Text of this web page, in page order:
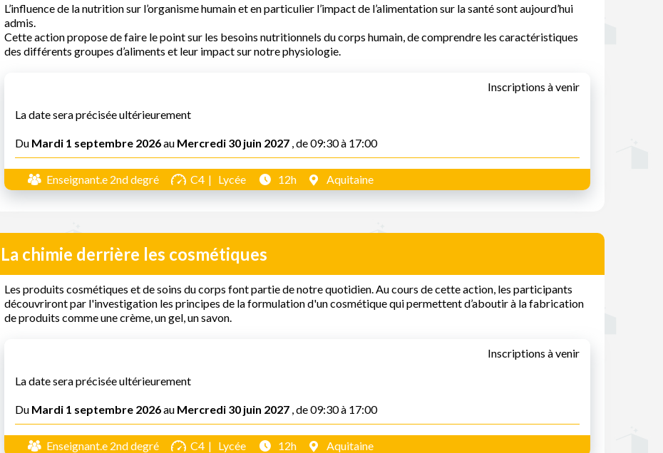
L’influence de la nutrition sur l’organisme humain et en particulier l’impact de l’alimentation sur la santé sont aujourd’hui
admis.
Cette action propose de faire le point sur les besoins nutritionnels du corps humain, de comprendre les caractéristiques
des différents groupes d’aliments et leur impact sur notre physiologie.
La date sera précisée ultérieurement
Inscriptions à venir
Du Mardi 1 septembre 2026au Mercredi 30 juin 2027 , de 09:30 à 17:00
Enseignant.e 2nd degré C4 Lycée 12h Aquitaine
La chimie derrière les cosmétiques
Les produits cosmétiques et de soins du corps font partie de notre quotidien. Au cours de cette action, les participants
découvriront par l'investigation les principes de la formulation d'un cosmétique qui permettent d’aboutir à la fabrication
de produits comme une crème, un gel, un savon.
La date sera précisée ultérieurement
Inscriptions à venir
Du Mardi 1 septembre 2026au Mercredi 30 juin 2027 , de 09:30 à 17:00
Enseignant.e 2nd degré C4 Lycée 12h Aquitaine